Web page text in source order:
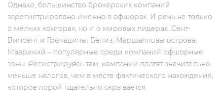
Однако, большинство брокерских компаний
зарегистрировано именно в офшорах. И речь не только
о мелких конторах, но и о мировых лидерах. Сент-
Винсент и Гренадины, Белиз, Маршалловы острова,
Маврикий – популярные среди компаний офшорные
зоны. Регистрируясь там, компании платят значительно
меньше налогов, чем в месте фактического нахождения,
которое порой тщательно скрывается.